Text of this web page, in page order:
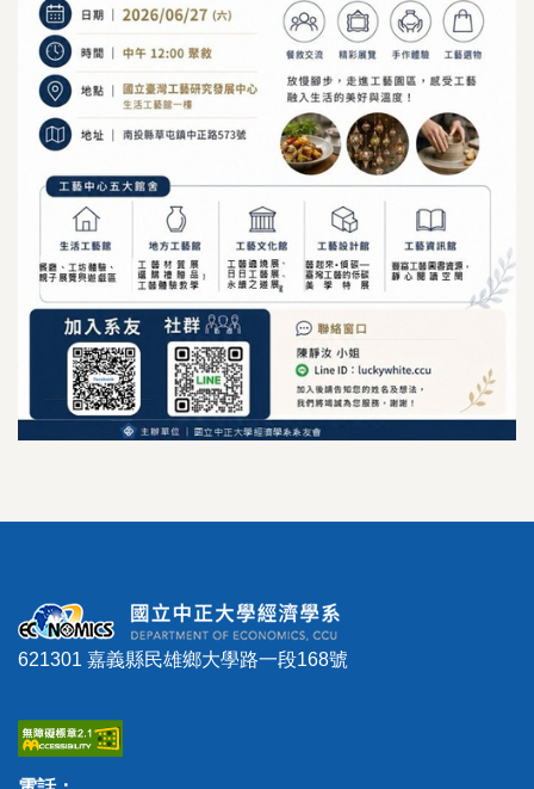
621301 嘉義縣民雄鄉大學路一段168號